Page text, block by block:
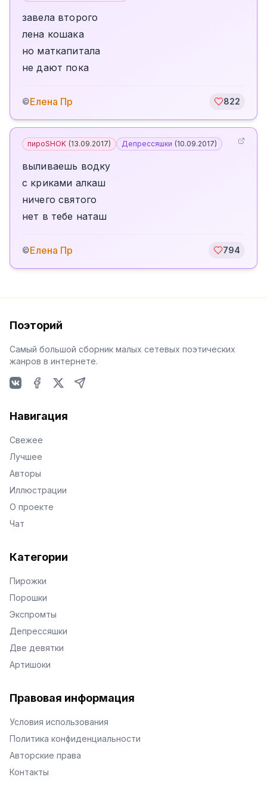
завела второго
лена кошака
но маткапитала
не дают пока
©Елена Пр 822
пироSHOK (13.09.2017) Депрессяшки (10.09.2017)
выливаешь водку
с криками алкаш
ничего святого
нет в тебе наташ
©Елена Пр 794
Поэторий
Самый большой сборник малых сетевых поэтических
жанров в интернете.
Навигация
Свежее
Лучшее
Авторы
Иллюстрации
О проекте
Чат
Категории
Пирожки
Порошки
Экспромты
Депрессяшки
Две девятки
Артишоки
Правовая информация
Условия использования
Политика конфиденциальности
Авторские права
Контакты